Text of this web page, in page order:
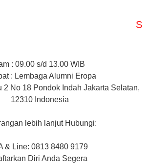
Study
: 09.00 s/d 13.00 WIB
: Lembaga Alumni Eropa
2 No 18 Pondok Indah Jakarta Selatan,
12310 Indonesia
lebih lanjut Hubungi:
& Line: 0813 8480 9179
Diri Anda Segera